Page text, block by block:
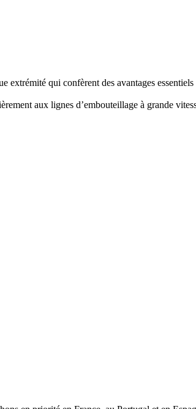
qui confèrent des avantages
aux lignes d’embouteillage à grande